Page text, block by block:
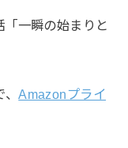
「一瞬の始まりと
Amazonプライ